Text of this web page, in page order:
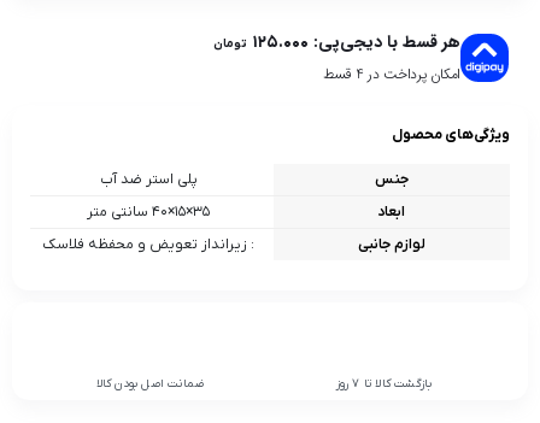
هر قسط با دیجی‌پی: ۱۲۵.۰۰۰ تومان
امکان پرداخت در 4 قسط
ویژگی‌های محصول
جنس
پلی استر ضد آب
ابعاد
۳۵×۱۵×۴۰ سانتی متر
لوازم جانبی
: زیرانداز تعویض و محفظه فلاسک
بازگشت کالا تا 7 روز ضمانت اصل بودن کالا